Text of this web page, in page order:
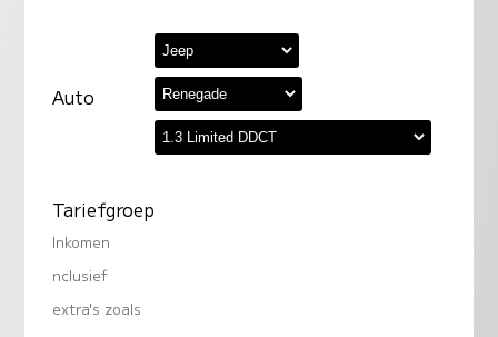
Auto
Tariefgroep
Inkomen
nclusief
extra's zoals